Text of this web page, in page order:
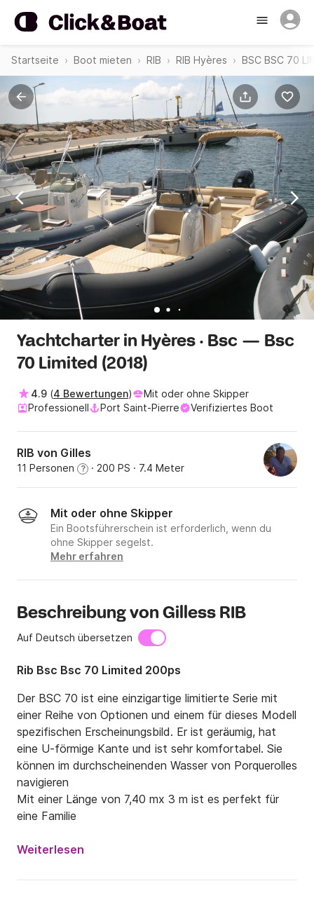
Startseite Boot mieten RIB RIB Hyères BSC BSC 70
Yachtcharter in Hyères · Bsc — Bsc
70 Limited (2018)
4.9 (4 Bewertungen)
Mit oder ohne Skipper
Professionell
Port Saint-Pierre Verifiziertes Boot
RIB von Gilles
11 Personen ? · 200 PS · 7.4 Meter
Mit oder ohne Skipper
Ein Bootsführerschein ist erforderlich, wenn du
ohne Skipper segelst.
Mehr erfahren
Beschreibung von Gilless RIB
Auf Deutsch übersetzen
Rib Bsc Bsc 70 Limited 200ps
Der BSC 70 ist eine einzigartige limitierte Serie mit
einer Reihe von Optionen und einem für dieses Modell
spezifischen Erscheinungsbild. Er ist geräumig, hat
eine U-förmige Kante und ist sehr komfortabel. Sie
können im durchscheinenden Wasser von Porquerolles
navigieren
Mit einer Länge von 7,40 mx 3 m ist es perfekt für
eine Familie
Weiterlesen